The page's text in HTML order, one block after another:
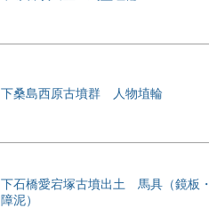
下桑島西原古墳群 人物埴輪
下石橋愛宕塚古墳出土 馬具（鏡板・
障泥）